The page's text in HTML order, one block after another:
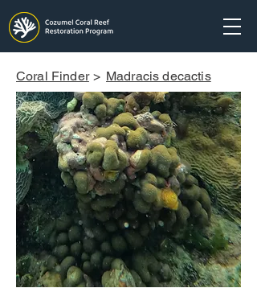
Coral Finder > Madracis decactis